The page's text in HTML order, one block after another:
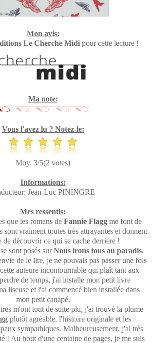
Mon avis:
Le Cherche Midipour cette lecture !
Ma note:
Vous l'avez lu ? Notez-le:
Moy. 3/5(2 votes)
Informations:
Jean-Luc PININGRE
Mes ressentis:
que les romans de Fannie Flagg me font de
vraiment toutes très attrayantes et donnent
de découvrir ce qui se cache derrière !
sont posés surNous irons tous au paradis,
de le lire, je ne pouvais pas passer une fois
auteure incontournable qui plaît tant aux
de temps, j'ai installé mon petit livre
liseuse et l'ai commencé bien installée dans
mon petit canapé.
m'ont tout de suite plu, j'ai trouvé la plume
plutôt agréable, l'histoire originale et les
sympathiques. Malheureusement, j'ai très
! Au bout d'une centaine de pages, je me suis